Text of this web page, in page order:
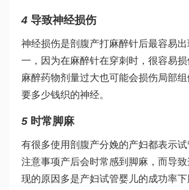
4 导致神经损伤
神经损伤是剖腹产打麻醉针后最容易
一，因为在麻醉针在穿刺时，很容易
麻醉药物剂量过大也可能会损伤局部组
要多少钱织的神经。
5时常脚麻
有很多使用剖腹产分娩的产妇都表示试
注意事项产后会时常感到脚麻，而导
现的原因多是产妇试管婴儿的成功率